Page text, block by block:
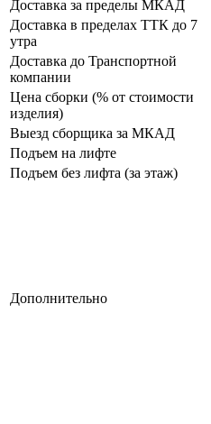
Доставка за пределы МКАД
Доставка в пределах ТТК до 7
утра
Доставка до Транспортной
компании
Цена сборки (% от стоимости
изделия)
Выезд сборщика за МКАД
Подъем на лифте
Подъем без лифта (за этаж)
Дополнительно